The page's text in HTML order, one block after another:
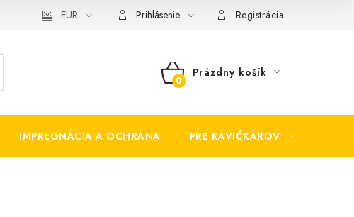
EUR Prihlásenie Registrácia
NÁKUPNÝ
Prázdny košík
IMPREGNÁCIA A OCHRANA PRE KÁVIČKÁROV